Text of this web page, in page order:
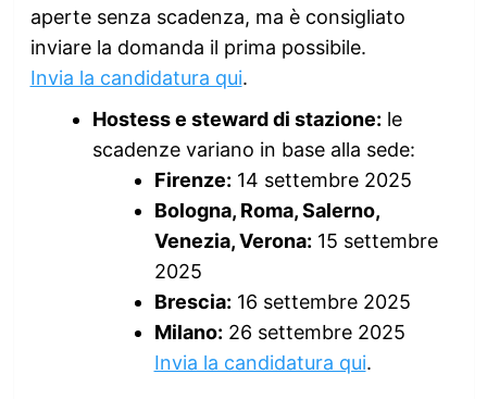
aperte senza scadenza, ma è consigliato
inviare la domanda il prima possibile.
Invia la candidatura qui.
Hostess e steward di stazione: le
scadenze variano in base alla sede:
Firenze: 14 settembre 2025
Bologna, Roma, Salerno,
Venezia, Verona: 15 settembre
2025
Brescia: 16 settembre 2025
Milano: 26 settembre 2025
Invia la candidatura qui.